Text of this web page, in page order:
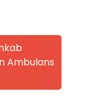
Ambulans